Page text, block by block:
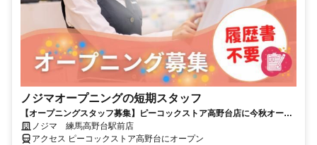
ノジマオープニングの短期スタッフ
【オープニングスタッフ募集】ピーコックストア高野台店に今秋オープ
ン予定！
ノジマ 練馬高野台駅前店
アクセス ピーコックストア高野台にオープン